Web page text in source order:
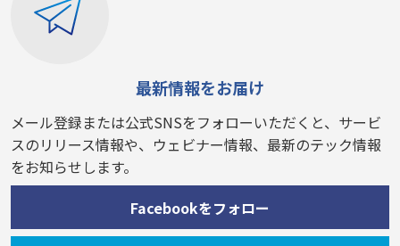
最新情報をお届け
メール登録または公式SNSをフォローいただくと、サービ
スのリリース情報や、ウェビナー情報、最新のテック情報
をお知らせします。
Facebookをフォロー